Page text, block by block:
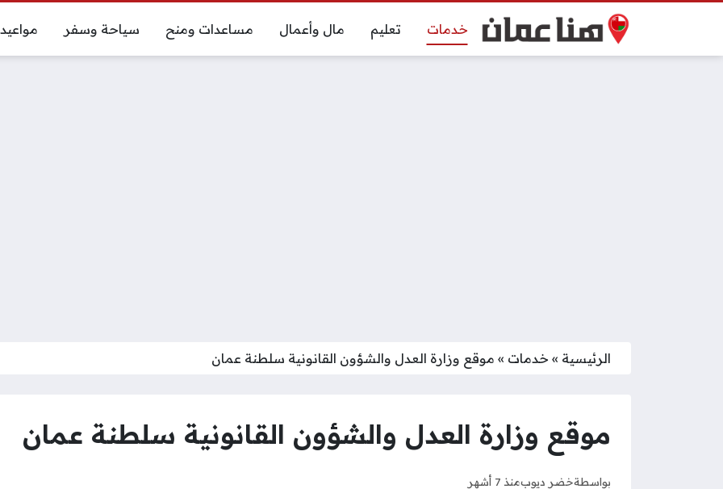
خدمات تعليم مال وأعمال مساعدات ومنح سياحة وسفر مواعيد
الرئيسية » خدمات » موقع وزارة العدل والشؤون القانونية سلطنة عمان
موقع وزارة العدل والشؤون القانونية سلطنة عمان
بواسطةخضر ديوبمنذ 7 أشهر